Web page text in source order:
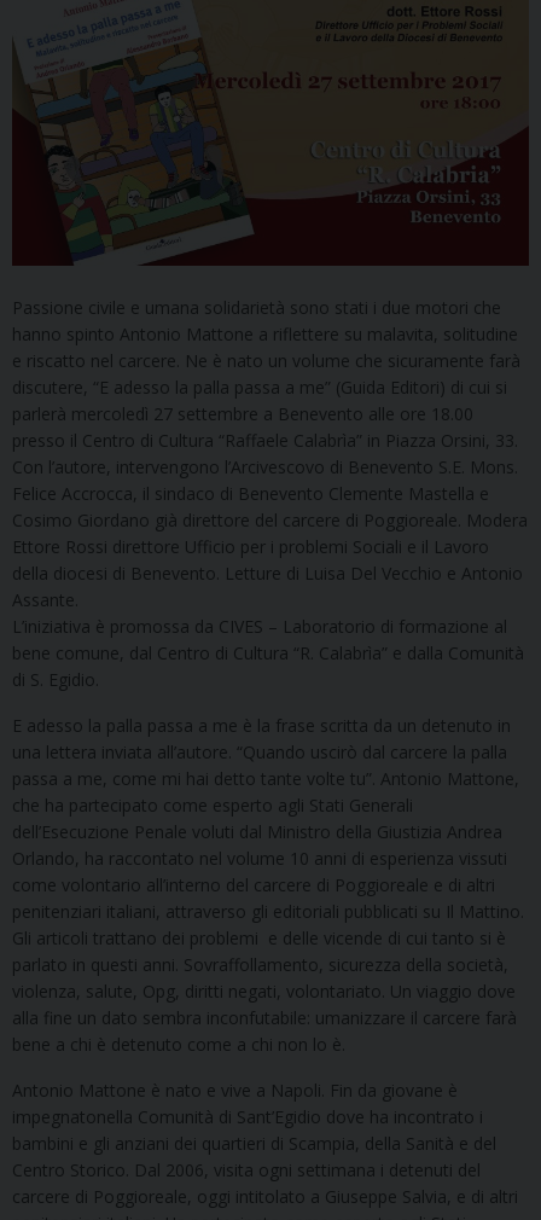
Passione civile e umana solidarietà sono stati i due motori che
hanno spinto Antonio Mattone a riflettere su malavita, solitudine
e riscatto nel carcere. Ne è nato un volume che sicuramente farà
discutere, “E adesso la palla passa a me” (Guida Editori) di cui si
parlerà mercoledì 27 settembre a Benevento alle ore 18.00
presso il Centro di Cultura “Raffaele Calabrìa” in Piazza Orsini, 33.
Con l’autore, intervengono l’Arcivescovo di Benevento S.E. Mons.
Felice Accrocca, il sindaco di Benevento Clemente Mastella e
Cosimo Giordano già direttore del carcere di Poggioreale. Modera
Ettore Rossi direttore Ufficio per i problemi Sociali e il Lavoro
della diocesi di Benevento. Letture di Luisa Del Vecchio e Antonio
Assante.
L’iniziativa è promossa da CIVES – Laboratorio di formazione al
bene comune, dal Centro di Cultura “R. Calabrìa” e dalla Comunità
di S. Egidio.
E adesso la palla passa a me è la frase scritta da un detenuto in
una lettera inviata all’autore. “Quando uscirò dal carcere la palla
passa a me, come mi hai detto tante volte tu”. Antonio Mattone,
che ha partecipato come esperto agli Stati Generali
dell’Esecuzione Penale voluti dal Ministro della Giustizia Andrea
Orlando, ha raccontato nel volume 10 anni di esperienza vissuti
come volontario all’interno del carcere di Poggioreale e di altri
penitenziari italiani, attraverso gli editoriali pubblicati su Il Mattino.
Gli articoli trattano dei problemi e delle vicende di cui tanto si è
parlato in questi anni. Sovraffollamento, sicurezza della società,
violenza, salute, Opg, diritti negati, volontariato. Un viaggio dove
alla fine un dato sembra inconfutabile: umanizzare il carcere farà
bene a chi è detenuto come a chi non lo è.
Antonio Mattone è nato e vive a Napoli. Fin da giovane è
impegnatonella Comunità di Sant’Egidio dove ha incontrato i
bambini e gli anziani dei quartieri di Scampia, della Sanità e del
Centro Storico. Dal 2006, visita ogni settimana i detenuti del
carcere di Poggioreale, oggi intitolato a Giuseppe Salvia, e di altri